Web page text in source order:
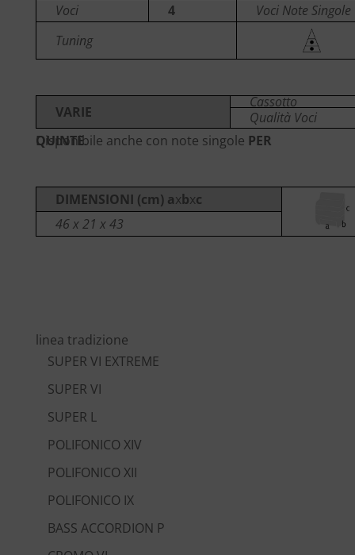
Voci
4
Voci Note Singole
Tuning
VARIE
Cassotto
Qualità Voci
Disponibile anche con note singole
PER QUINTE.
DIMENSIONI (cm) axbxc
46 x 21 x 43
linea tradizione
SUPER VI EXTREME
SUPER VI
SUPER L
POLIFONICO XIV
POLIFONICO XII
POLIFONICO IX
BASS ACCORDION P